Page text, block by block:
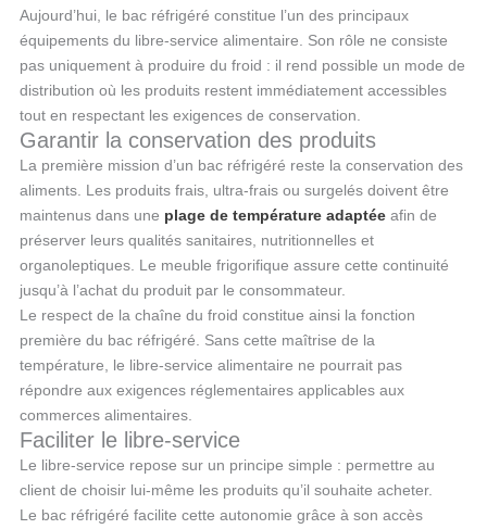
Aujourd’hui, le bac réfrigéré constitue l’un des principaux
équipements du libre-service alimentaire. Son rôle ne consiste
pas uniquement à produire du froid : il rend possible un mode de
distribution où les produits restent immédiatement accessibles
tout en respectant les exigences de conservation.
Garantir la conservation des produits
La première mission d’un bac réfrigéré reste la conservation des
aliments. Les produits frais, ultra-frais ou surgelés doivent être
maintenus dans une plage de température adaptéeafin de
préserver leurs qualités sanitaires, nutritionnelles et
organoleptiques. Le meuble frigorifique assure cette continuité
jusqu’à l’achat du produit par le consommateur.
Le respect de la chaîne du froid constitue ainsi la fonction
première du bac réfrigéré. Sans cette maîtrise de la
température, le libre-service alimentaire ne pourrait pas
répondre aux exigences réglementaires applicables aux
commerces alimentaires.
Faciliter le libre-service
Le libre-service repose sur un principe simple : permettre au
client de choisir lui-même les produits qu’il souhaite acheter.
Le bac réfrigéré facilite cette autonomie grâce à son accès